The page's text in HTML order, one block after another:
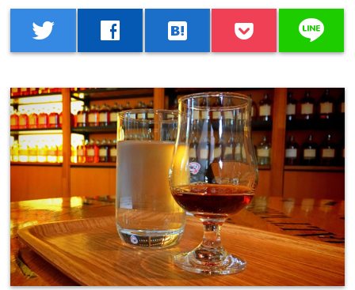
twitter facebook hatenabookmark line